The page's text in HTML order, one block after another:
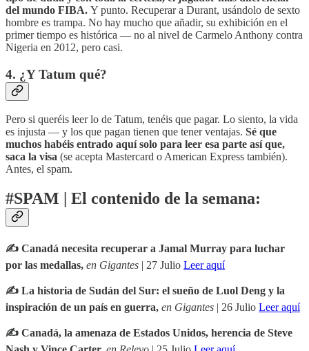
del mundo FIBA. Y punto. Recuperar a Durant, usándolo de sexto
hombre es trampa. No hay mucho que añadir, su exhibición en el
primer tiempo es histórica — no al nivel de Carmelo Anthony contra
Nigeria en 2012, pero casi.
4. ¿Y Tatum qué?
Pero si queréis leer lo de Tatum, tenéis que pagar. Lo siento, la vida
es injusta — y los que pagan tienen que tener ventajas. Sé que
muchos habéis entrado aquí solo para leer esa parte así que,
saca la visa (se acepta Mastercard o American Express también).
Antes, el spam.
#SPAM | El contenido de la semana:
✍️ Canadá necesita recuperar a Jamal Murray para luchar
por las medallas, en Gigantes | 27 Julio Leer aquí
✍️ La historia de Sudán del Sur: el sueño de Luol Deng y la
inspiración de un país en guerra, en Gigantes | 26 Julio Leer aquí
✍️ Canadá, la amenaza de Estados Unidos, herencia de Steve